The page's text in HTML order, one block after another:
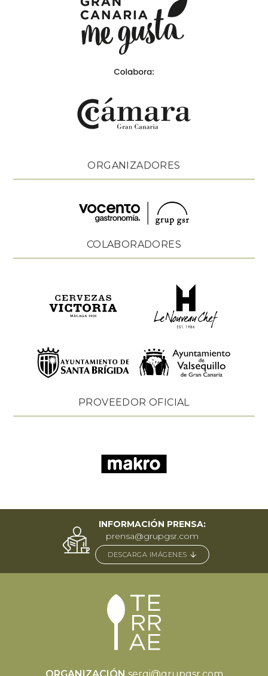
ORGANIZADORES
COLABORADORES
PROVEEDOR OFICIAL
INFORMACIÓN PRENSA:
prensa@grupgsr.com
DESCARGA IMÁGENES